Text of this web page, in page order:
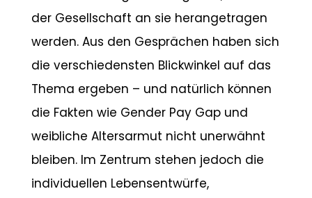
der Gesellschaft an sie herangetragen
werden. Aus den Gesprächen haben sich
die verschiedensten Blickwinkel auf das
Thema ergeben – und natürlich können
die Fakten wie Gender Pay Gap und
weibliche Altersarmut nicht unerwähnt
bleiben. Im Zentrum stehen jedoch die
individuellen Lebensentwürfe,